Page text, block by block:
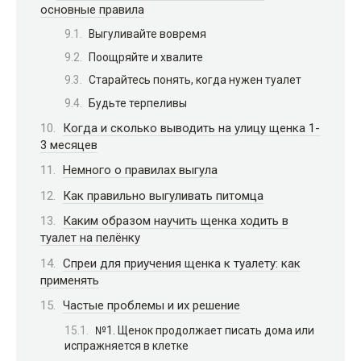
основные правила
Выгуливайте вовремя
Поощряйте и хвалите
Старайтесь понять, когда нужен туалет
Будьте терпеливы
Когда и сколько выводить на улицу щенка 1-
3 месяцев
Немного о правилах выгула
Как правильно выгуливать питомца
Каким образом научить щенка ходить в
туалет на пелёнку
Спреи для приучения щенка к туалету: как
применять
Частые проблемы и их решение
№1. Щенок продолжает писать дома или
испражняется в клетке